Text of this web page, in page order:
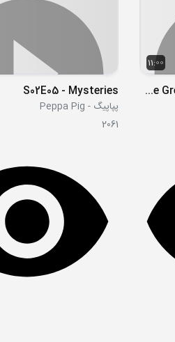
11:00
S02E38 - The Great Mosque of Djenné, Africa
S02E05 - Mysteries
پپاپیگ - Peppa Pig
2061